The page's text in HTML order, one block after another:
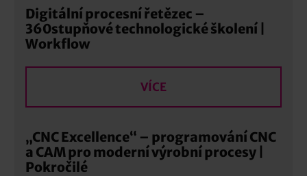
Digitální procesní řetězec –
360stupňové technologické školení |
Workflow
VÍCE
„CNC Excellence“ – programování CNC
a CAM pro moderní výrobní procesy |
Pokročilé